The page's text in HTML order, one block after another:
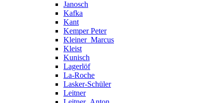
Janosch
Kafka
Kant
Kemper Peter
Kleiner_Marcus
Kleist
Kunisch
Lagerlöf
La-Roche
Lasker-Schüler
Leitner